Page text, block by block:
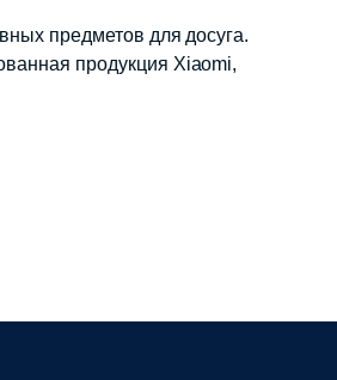
предметов для досуга.
продукция Xiaomi,